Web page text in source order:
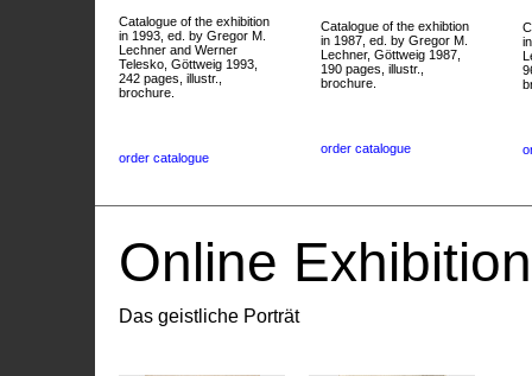
Catalogue of the exhibition
in 1993, ed. by Gregor M.
Lechner and Werner
Telesko, Göttweig 1993,
242 pages, illustr.,
brochure.
order catalogue
Catalogue of the exhibtion
in 1987, ed. by Gregor M.
Lechner, Göttweig 1987,
190 pages, illustr.,
brochure.
order catalogue
Online
Das geistliche Porträt